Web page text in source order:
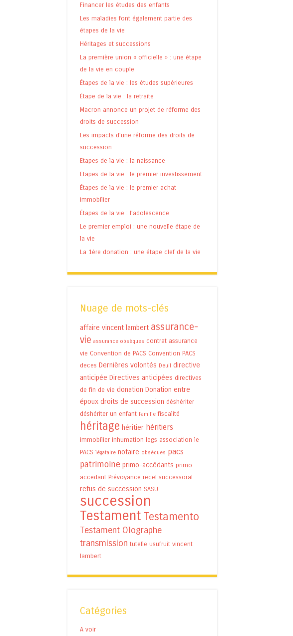
Financer les études des enfants
Les maladies font également partie des
étapes de la vie
Héritages et successions
La première union « officielle » : une étape
de la vie en couple
Étapes de la vie : les études supérieures
Étape de la vie : la retraite
Macron annonce un projet de réforme des
droits de succession
Les impacts d’une réforme des droits de
succession
Etapes de la vie : la naissance
Etapes de la vie : le premier investissement
Étapes de la vie : le premier achat
immobilier
Étapes de la vie : l’adolescence
Le premier emploi : une nouvelle étape de
la vie
La 1ère donation : une étape clef de la vie
Nuage de mots-clés
affaire vincent lambert assurance-
vie assurance obsèques contrat assurance
vie Convention de PACS Convention PACS
deces Dernières volontés Deuil directive
anticipée Directives anticipées directives
de fin de vie donation Donation entre
époux droits de succession déshériter
déshériter un enfant Famille fiscalité
héritage héritier héritiers
immobilier inhumation legs association le
PACS légataire notaire obsèques pacs
patrimoine primo-accédants primo
accedant Prévoyance recel successoral
refus de succession SASU
succession
Testament Testamento
Testament Olographe
transmission tutelle usufruit vincent
lambert
Catégories
A voir